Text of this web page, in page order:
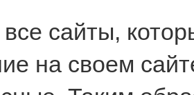
сайты,
на своем